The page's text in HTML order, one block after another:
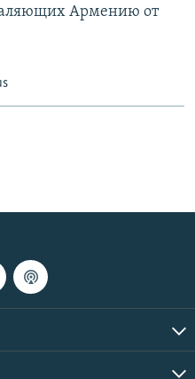
Армению от